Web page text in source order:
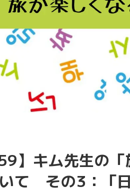
】キム先生の「
いて その3：「